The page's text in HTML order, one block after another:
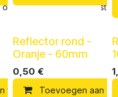
aan verlanglijst
winkelmandje
Reflector rond -
Oranje - 60mm
0,50 €
Toevoegen aan